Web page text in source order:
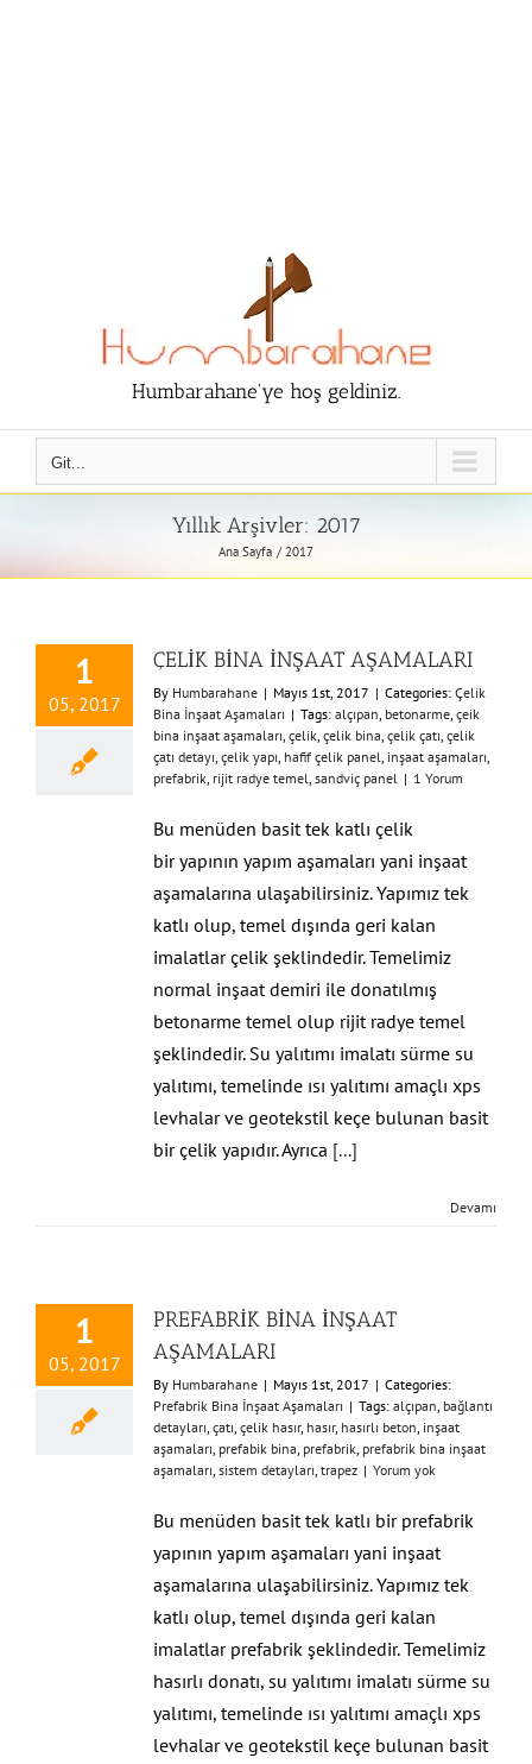
Humbarahane'ye hoş geldiniz.
Git...
Yıllık Arşivler: 2017
Ana Sayfa 2017
1
05, 2017
ÇELİK BİNA İNŞAAT AŞAMALARI
By Humbarahane | Mayıs 1st, 2017 | Categories: Çelik
Bina İnşaat Aşamaları | Tags: alçıpan, betonarme, çeik
bina inşaat aşamaları, çelik, çelik bina, çelik çatı, çelik
çatı detayı, çelik yapı, hafif çelik panel, inşaat aşamaları,
prefabrik, rijit radye temel, sandviç panel | 1 Yorum
Bu menüden basit tek katlı çelik
bir yapının yapım aşamaları yani inşaat
aşamalarına ulaşabilirsiniz. Yapımız tek
katlı olup, temel dışında geri kalan
imalatlar çelik şeklindedir. Temelimiz
normal inşaat demiri ile donatılmış
betonarme temel olup rijit radye temel
şeklindedir. Su yalıtımı imalatı sürme su
yalıtımı, temelinde ısı yalıtımı amaçlı xps
levhalar ve geotekstil keçe bulunan basit
bir çelik yapıdır. Ayrıca [...]
Devamı
1
05, 2017
PREFABRİK BİNA İNŞAAT
AŞAMALARI
By Humbarahane | Mayıs 1st, 2017 | Categories:
Prefabrik Bina İnşaat Aşamaları | Tags: alçıpan, bağlantı
detayları, çatı, çelik hasır, hasır, hasırlı beton, inşaat
aşamaları, prefabik bina, prefabrik, prefabrik bina inşaat
aşamaları, sistem detayları, trapez | Yorum yok
Bu menüden basit tek katlı bir prefabrik
yapının yapım aşamaları yani inşaat
aşamalarına ulaşabilirsiniz. Yapımız tek
katlı olup, temel dışında geri kalan
imalatlar prefabrik şeklindedir. Temelimiz
hasırlı donatı, su yalıtımı imalatı sürme su
yalıtımı, temelinde ısı yalıtımı amaçlı xps
levhalar ve geotekstil keçe bulunan basit